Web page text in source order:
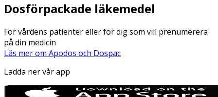
Dosförpackade läkemedel
För vårdens patienter eller för dig som vill prenumerera
på din medicin
Läs mer om Apodos och Dospac
Ladda ner vår app